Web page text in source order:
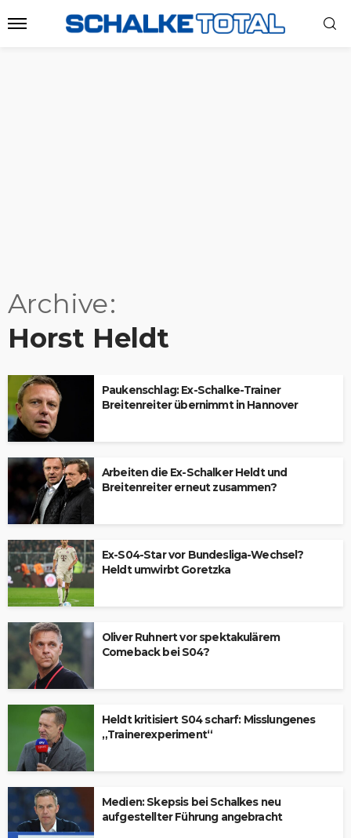
Archive
Horst Heldt
Paukenschlag: Ex-Schalke-Trainer
Breitenreiter übernimmt in Hannover
Arbeiten die Ex-Schalker Heldt und
Breitenreiter erneut zusammen?
Ex-S04-Star vor Bundesliga-Wechsel?
Heldt umwirbt Goretzka
Oliver Ruhnert vor spektakulärem
Comeback bei S04?
Heldt kritisiert S04 scharf: Misslungenes
„Trainerexperiment“
Medien: Skepsis bei Schalkes neu
aufgestellter Führung angebracht